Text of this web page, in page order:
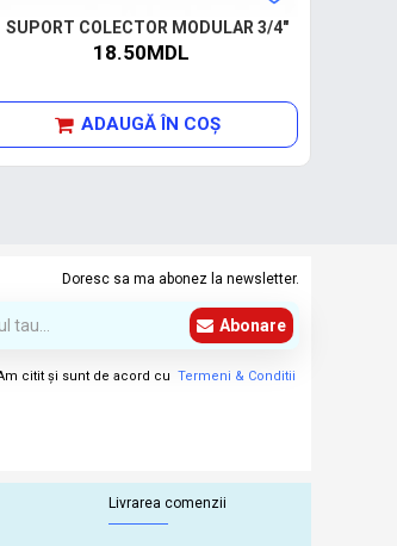
SUPORT COLECTOR MODULAR 3/4"
18.50MDL
ADAUGĂ ÎN COŞ
Doresc sa ma abonez la newsletter.
Abonare
citit şi sunt de acord cu Termeni & Conditii
Livrarea comenzii